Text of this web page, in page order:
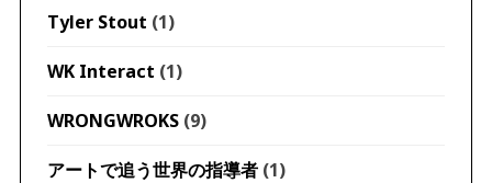
Tyler Stout (1)
WK Interact (1)
WRONGWROKS(9)
アートで追う世界の指導者(1)